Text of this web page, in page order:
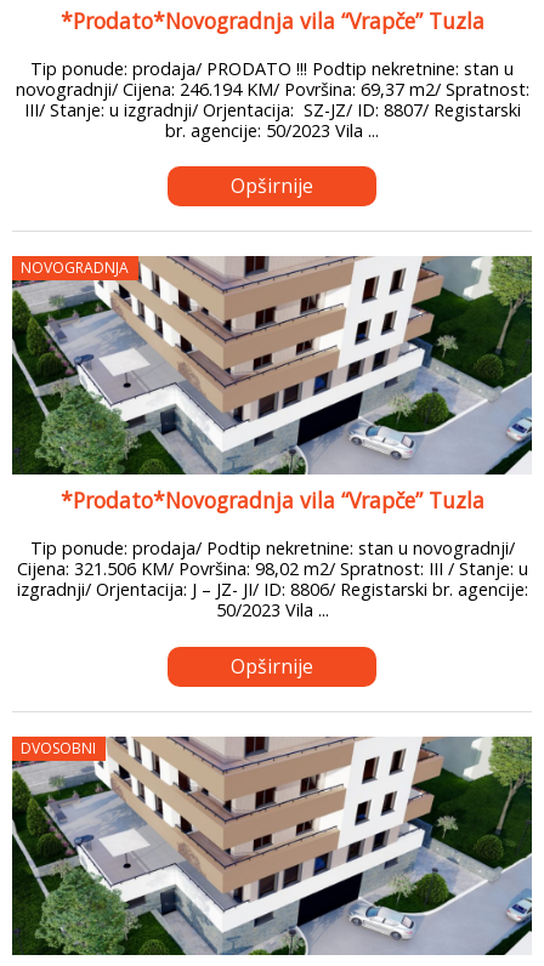
*Prodato*Novogradnja vila “Vrapče” Tuzla
Tip ponude: prodaja/ PRODATO !!! Podtip nekretnine: stan u
novogradnji/ Cijena: 246.194 KM/ Površina: 69,37 m2/ Spratnost:
III/ Stanje: u izgradnji/ Orjentacija: SZ-JZ/ ID: 8807/ Registarski
br. agencije: 50/2023 Vila ...
Opširnije
NOVOGRADNJA
*Prodato*Novogradnja vila “Vrapče” Tuzla
Tip ponude: prodaja/ Podtip nekretnine: stan u novogradnji/
Cijena: 321.506 KM/ Površina: 98,02 m2/ Spratnost: III / Stanje: u
izgradnji/ Orjentacija: J – JZ- JI/ ID: 8806/ Registarski br. agencije:
50/2023 Vila ...
Opširnije
DVOSOBNI